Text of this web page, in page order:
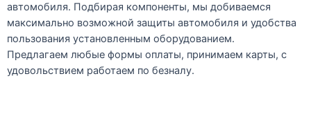
автомобиля. Подбирая компоненты, мы добиваемся
максимально возможной защиты автомобиля и удобства
пользования установленным оборудованием.
Предлагаем любые формы оплаты, принимаем карты, с
удовольствием работаем по безналу.